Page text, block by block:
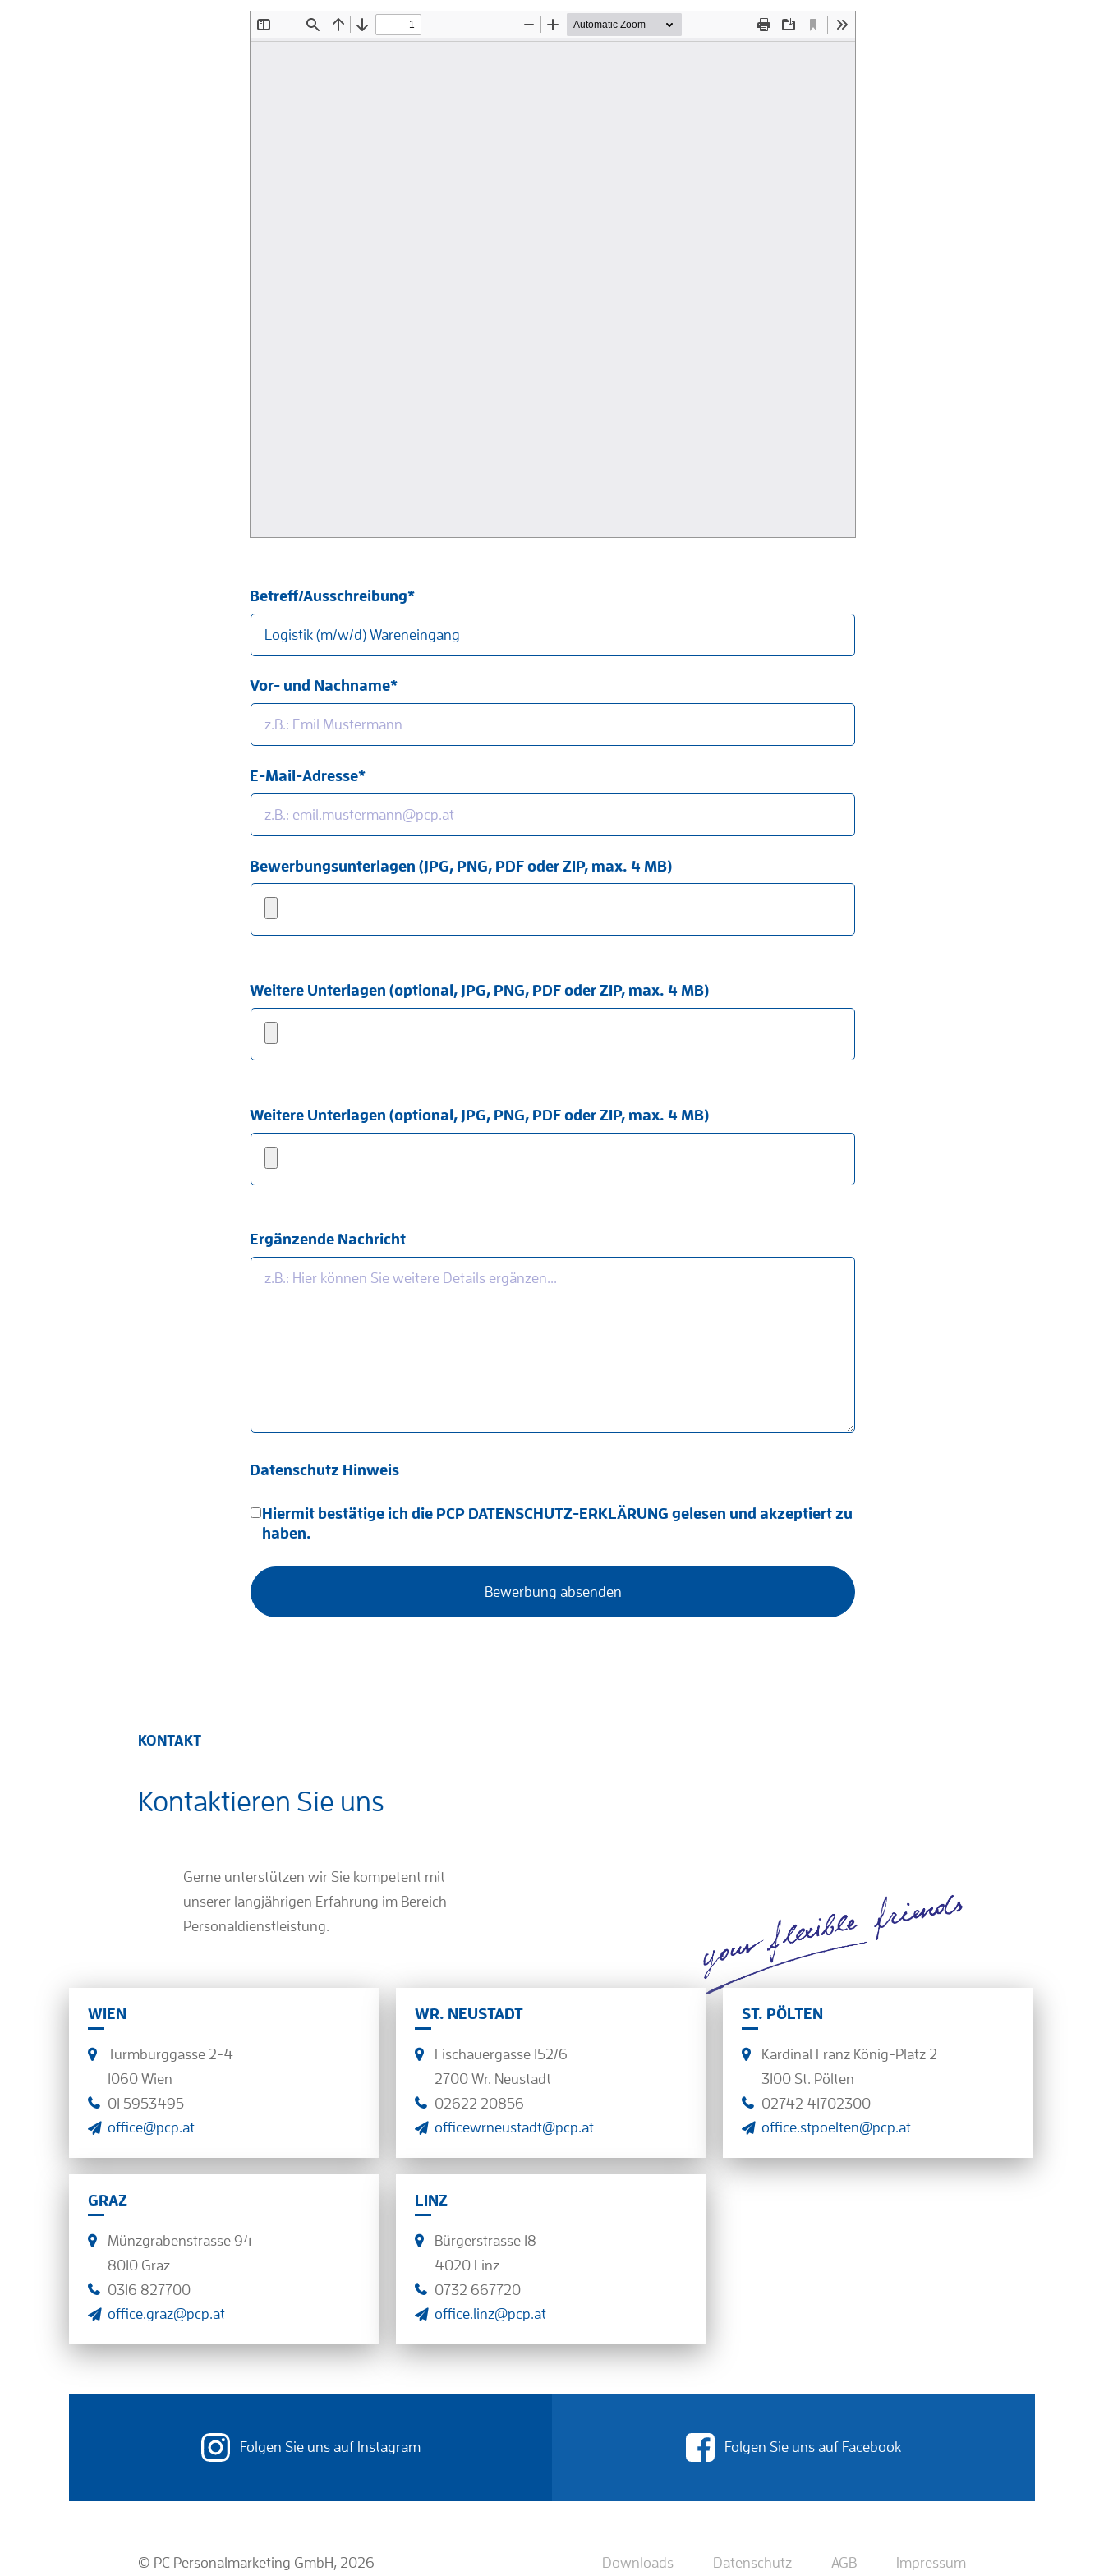
Betreff/Ausschreibung*
Vor- und Nachname*
E-Mail-Adresse*
Bewerbungsunterlagen (JPG, PNG, PDF oder ZIP, max. 4 MB)
Weitere Unterlagen (optional, JPG, PNG, PDF oder ZIP, max. 4 MB)
Weitere Unterlagen (optional, JPG, PNG, PDF oder ZIP, max. 4 MB)
Ergänzende Nachricht
Datenschutz Hinweis
Hiermit bestätige ich die PCP DATENSCHUTZ-ERKLÄRUNG gelesen und akzeptiert zu
haben.
KONTAKT
Kontaktieren Sie uns
Gerne unterstützen wir Sie kompetent mit
unserer langjährigen Erfahrung im Bereich
Personaldienstleistung.
WIEN
Turmburggasse 2-4
1060 Wien
01 5953495
office@pcp.at
WR. NEUSTADT
Fischauergasse 152/6
2700 Wr. Neustadt
02622 20856
officewrneustadt@pcp.at
ST. PÖLTEN
Kardinal Franz König-Platz 2
3100 St. Pölten
02742 41702300
office.stpoelten@pcp.at
GRAZ
Münzgrabenstrasse 94
8010 Graz
0316 827700
office.graz@pcp.at
LINZ
Bürgerstrasse 18
4020 Linz
0732 667720
office.linz@pcp.at
Folgen Sie uns auf Instagram Folgen Sie uns auf Facebook
© PC Personalmarketing GmbH, 2026 Downloads Datenschutz AGB Impressum